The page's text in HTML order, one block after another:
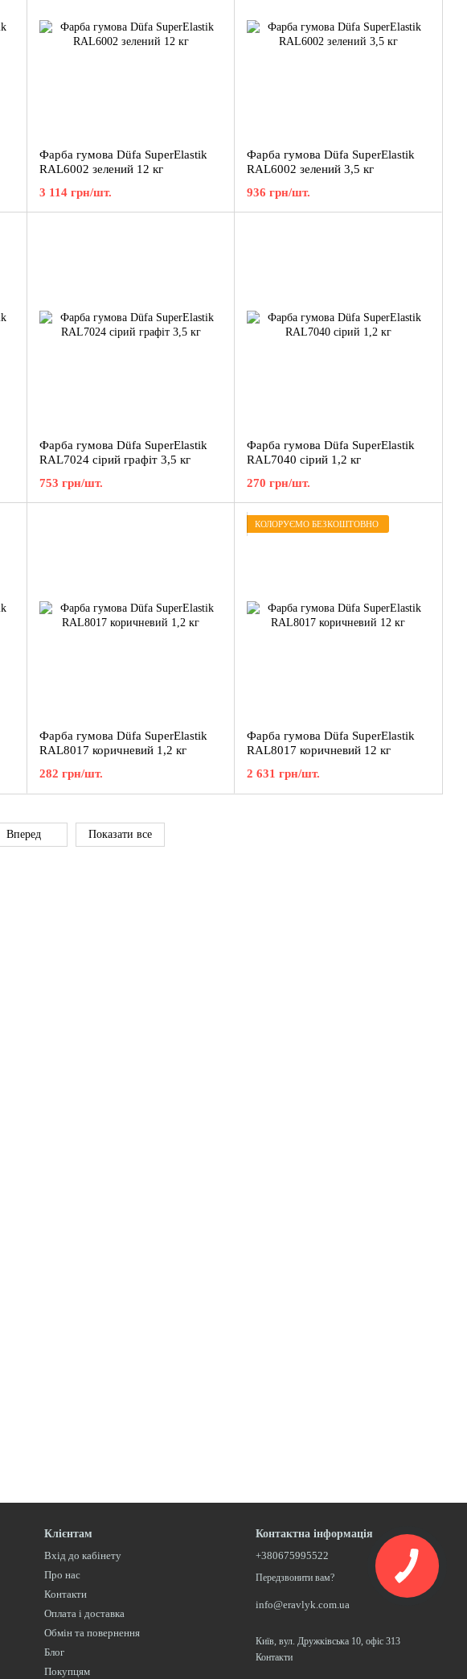
Фарба гумова Düfa SuperElastik
RAL6002 зелений 12 кг
3 114 грн/шт.
Фарба гумова Düfa SuperElastik
RAL6002 зелений 3,5 кг
936 грн/шт.
Фарба гумова Düfa SuperElastik
RAL7024 сірий графіт 3,5 кг
753 грн/шт.
Фарба гумова Düfa SuperElastik
RAL7040 сірий 1,2 кг
270 грн/шт.
Фарба гумова Düfa SuperElastik
RAL8017 коричневий 1,2 кг
282 грн/шт.
КОЛОРУЄМО БЕЗКОШТОВНО
Фарба гумова Düfa SuperElastik
RAL8017 коричневий 12 кг
2 631 грн/шт.
Вперед Показати все
Клієнтам
Вхід до кабінету
Про нас
Контакти
Оплата і доставка
Обмін та повернення
Блог
Покупцям
Контактна інформація
+380675995522
Передзвонити вам?
info@eravlyk.com.ua
Київ, вул. Дружківська 10, офіс 313
Контакти